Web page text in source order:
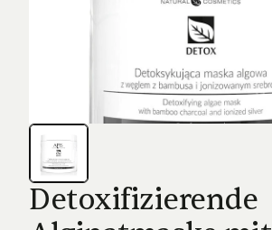
Einrichtung Studio
Desinfektion
Alix Beauty
Ästhetik
Luxmer
FAQs
Orders & Returns
Shipping & Delivery
Detoxifizierende